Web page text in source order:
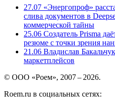
27.07 «Энергопроф»
слива документов в
коммерческой тайны
25.06 Создатель Prisma
резюме с точки зрения
21.06 Владислав
маркетплейсов
© ООО «Роем», 2007 – 2026.
Roem.ru в социальных сетях: